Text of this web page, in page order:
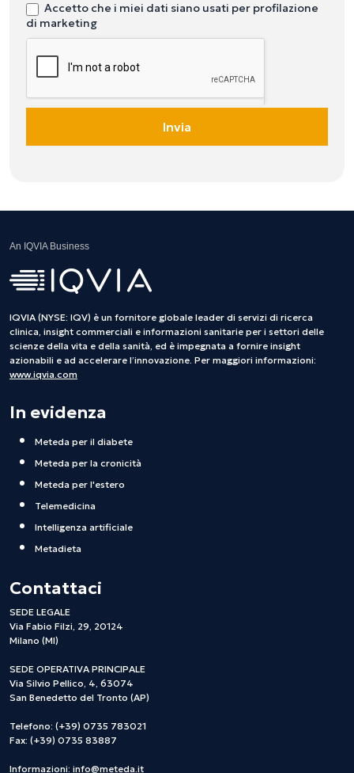
Accetto che i miei dati siano usati per profilazione
di marketing
Invia
An IQVIA Business
IQVIA (NYSE: IQV) è un fornitore globale leader di servizi di ricerca
clinica, insight commerciali e informazioni sanitarie per i settori delle
scienze della vita e della sanità, ed è impegnata a fornire insight
azionabili e ad accelerare l’innovazione. Per maggiori informazioni:
www.iqvia.com
In evidenza
Meteda per il diabete
Meteda per la cronicità
Meteda per l'estero
Telemedicina
Intelligenza artificiale
Metadieta
Contattaci
SEDE LEGALE
Via Fabio Filzi, 29, 20124
Milano (MI)
SEDE OPERATIVA PRINCIPALE
Via Silvio Pellico, 4, 63074
San Benedetto del Tronto (AP)
Telefono: (+39) 0735 783021
Fax: (+39) 0735 83887
Informazioni: info@meteda.it